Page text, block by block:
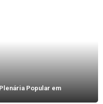
Popular em